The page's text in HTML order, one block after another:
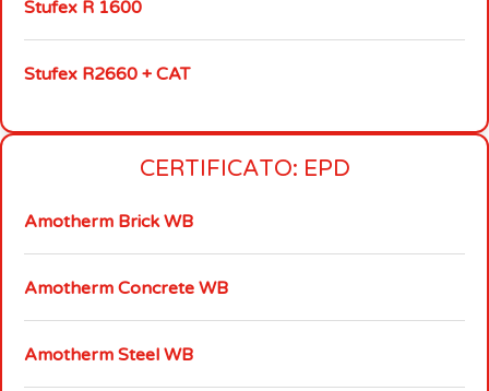
Stufex R 1600
Stufex R2660 + CAT
CERTIFICATO: EPD
Amotherm Brick WB
Amotherm Concrete WB
Amotherm Steel WB